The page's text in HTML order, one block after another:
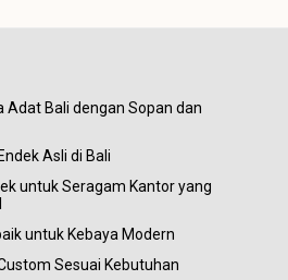
Adat Bali dengan Sopan dan
Asli di Bali
untuk Seragam Kantor yang
untuk Kebaya Modern
Sesuai Kebutuhan